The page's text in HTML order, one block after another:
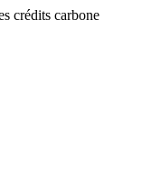
crédits carbone